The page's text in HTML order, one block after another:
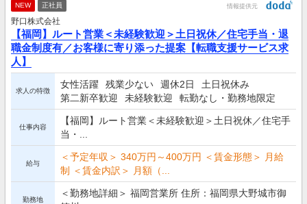
NEW 正社員 情報提供元
野口株式会社
【福岡】ルート営業＜未経験歓迎＞土日祝休／住宅手当・退
職金制度有／お客様に寄り添った提案【転職支援サービス求
人】
求人の特徴
女性活躍 残業少ない 週休2日
土日祝休み
第二新卒歓迎
未経験歓迎 転勤なし・勤務地限定
仕事内容
【福岡】ルート営業＜未経験歓迎＞土日祝休／住宅手
当・...
給与
＜予定年収＞ 340万円～400万円 ＜賃金形態＞ 月給
制 ＜賃金内訳＞ 月額（...
勤務地
＜勤務地詳細＞ 福岡営業所 住所：福岡県大野城市御